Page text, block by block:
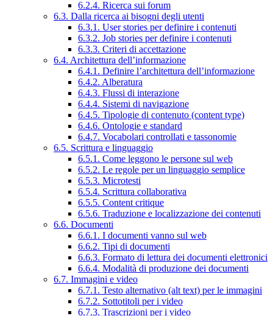
6.2.4. Ricerca sui forum
6.3. Dalla ricerca ai bisogni degli utenti
6.3.1. User stories per definire i contenuti
6.3.2. Job stories per definire i contenuti
6.3.3. Criteri di accettazione
6.4. Architettura dell’informazione
6.4.1. Definire l’architettura dell’informazione
6.4.2. Alberatura
6.4.3. Flussi di interazione
6.4.4. Sistemi di navigazione
6.4.5. Tipologie di contenuto (content type)
6.4.6. Ontologie e standard
6.4.7. Vocabolari controllati e tassonomie
6.5. Scrittura e linguaggio
6.5.1. Come leggono le persone sul web
6.5.2. Le regole per un linguaggio semplice
6.5.3. Microtesti
6.5.4. Scrittura collaborativa
6.5.5. Content critique
6.5.6. Traduzione e localizzazione dei contenuti
6.6. Documenti
6.6.1. I documenti vanno sul web
6.6.2. Tipi di documenti
6.6.3. Formato di lettura dei documenti elettronici
6.6.4. Modalità di produzione dei documenti
6.7. Immagini e video
6.7.1. Testo alternativo (alt text) per le immagini
6.7.2. Sottotitoli per i video
6.7.3. Trascrizioni per i video